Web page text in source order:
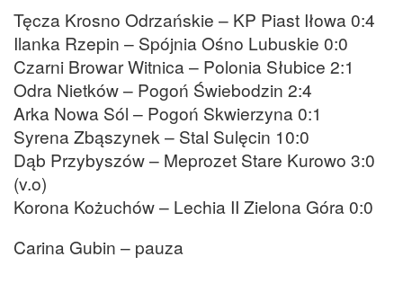
Tęcza Krosno Odrzańskie – KP Piast Iłowa 0:4
Ilanka Rzepin – Spójnia Ośno Lubuskie 0:0
Czarni Browar Witnica – Polonia Słubice 2:1
Odra Nietków – Pogoń Świebodzin 2:4
Arka Nowa Sól – Pogoń Skwierzyna 0:1
Syrena Zbąszynek – Stal Sulęcin 10:0
Dąb Przybyszów – Meprozet Stare Kurowo 3:0
(v.o)
Korona Kożuchów – Lechia II Zielona Góra 0:0
Carina Gubin – pauza